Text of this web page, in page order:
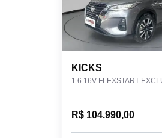
KICKS
R$ 104.990,00